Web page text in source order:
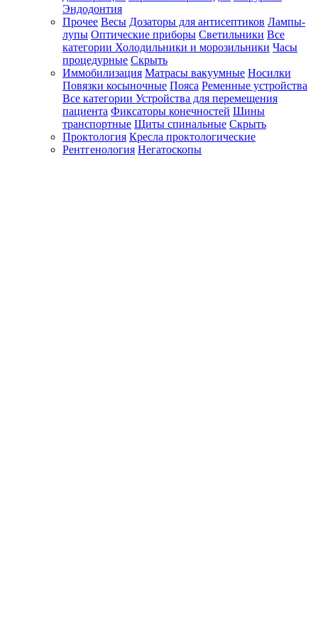
Эндодонтия
Прочее Весы Дозаторы для антисептиков Лампы-
лупы Оптические приборы Светильники Все
категории Холодильники и морозильники Часы
процедурные Скрыть
Иммобилизация Матрасы вакуумные Носилки
Повязки косыночные Пояса Ременные устройства
Все категории Устройства для перемещения
пациента Фиксаторы конечностей Шины
транспортные Щиты спинальные Скрыть
Проктология Кресла проктологические
Рентгенология Негатоскопы